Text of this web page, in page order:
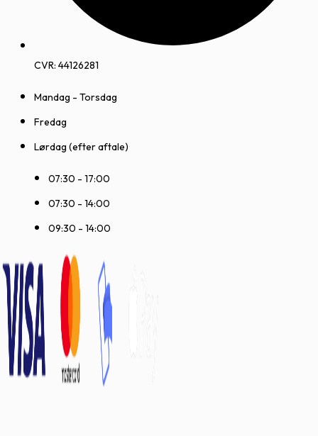
CVR: 44126281
Mandag - Torsdag
Fredag
Lørdag (efter aftale)
07:30 - 17:00
07:30 - 14:00
09:30 - 14:00